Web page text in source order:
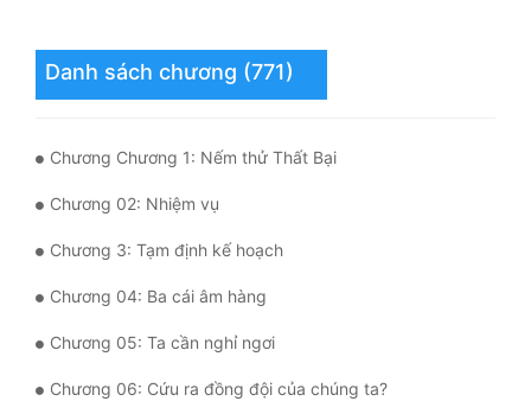
Hệ Thống
Học Đường
Khoa Huyễn Không Gian
Kinh Dị
Kiếm Hiệp
Kỳ Huyễn
Kỳ Ảo
Danh sách chương (771)
Chương Chương 1: Nếm thử Thất Bại
Chương 02: Nhiệm vụ
Chương 3: Tạm định kế hoạch
Chương 04: Ba cái âm hàng
Chương 05: Ta cần nghỉ ngơi
Chương 06: Cứu ra đồng đội của chúng ta?